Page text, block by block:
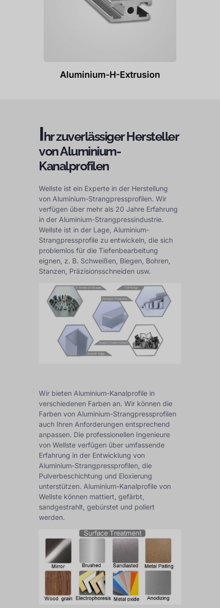
Aluminium-H-Extrusion
Ihr zuverlässiger Hersteller
von Aluminium-
Kanalprofilen
Wellste ist ein Experte in der Herstellung
von Aluminium-Strangpressprofilen. Wir
verfügen über mehr als 20 Jahre Erfahrung
in der Aluminium-Strangpressindustrie.
Wellste ist in der Lage, Aluminium-
Strangpressprofile zu entwickeln, die sich
problemlos für die Tiefenbearbeitung
eignen, z. B. Schweißen, Biegen, Bohren,
Stanzen, Präzisionsschneiden usw.
Wir bieten Aluminium-Kanalprofile in
verschiedenen Farben an. Wir können die
Farben von Aluminium-Strangpressprofilen
auch Ihren Anforderungen entsprechend
anpassen. Die professionellen Ingenieure
von Wellste verfügen über umfassende
Erfahrung in der Entwicklung von
Aluminium-Strangpressprofilen, die
Pulverbeschichtung und Eloxierung
unterstützen. Aluminium-Kanalprofile von
Wellste können mattiert, gefärbt,
sandgestrahlt, gebürstet und poliert
werden.